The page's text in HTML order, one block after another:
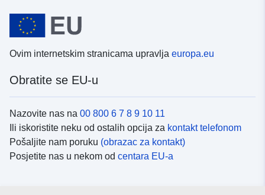
Ovim internetskim stranicama upravlja europa.eu
Obratite se EU-u
Nazovite nas na 00 800 6 7 8 9 10 11
Ili iskoristite neku od ostalih opcija za kontakt telefonom
Pošaljite nam poruku (obrazac za kontakt)
Posjetite nas u nekom od centara EU-a